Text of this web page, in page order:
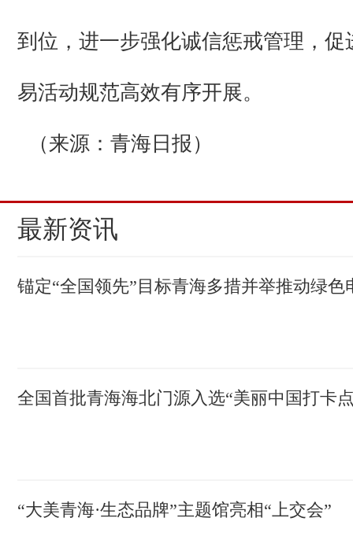
到位，进一步强化诚信惩戒管理，促
易活动规范高效有序开展。
（来源：青海日报）
最新资讯
锚定“全国领先”目标青海多措并举推动绿色
全国首批青海海北门源入选“美丽中国打卡
“大美青海·生态品牌”主题馆亮相“上交会”